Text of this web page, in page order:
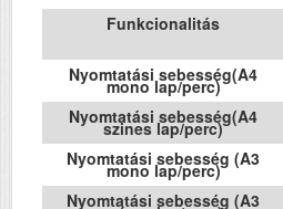
Funkcionalitás
Nyomtatási sebesség(A4
mono lap/perc)
Nyomtatási sebesség(A4
szines lap/perc)
Nyomtatási sebesség (A3
mono lap/perc)
Nyomtatási sebesség (A3